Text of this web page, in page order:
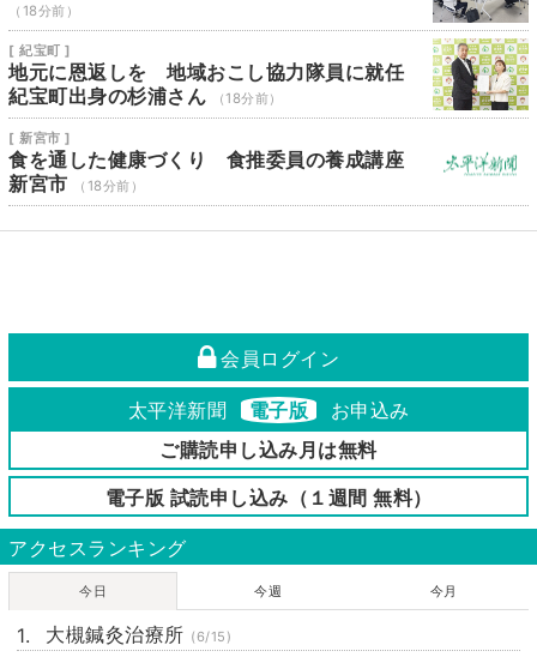
（18分前）
[ 紀宝町 ]
地元に恩返しを 地域おこし協力隊員に就任
紀宝町出身の杉浦さん
（18分前）
[ 新宮市 ]
食を通した健康づくり 食推委員の養成講座
新宮市
（18分前）
会員ログイン
太平洋新聞 電子版
お申込み
ご購読申し込み月は無料
電子版 試読申し込み（１週間 無料）
アクセスランキング
今日 今週 今月
大槻鍼灸治療所 (6/15)